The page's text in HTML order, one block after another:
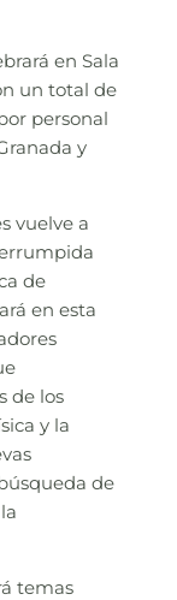
en Sala
un total de
personal
y
vuelve a
de
en esta
de los
y la
de
temas